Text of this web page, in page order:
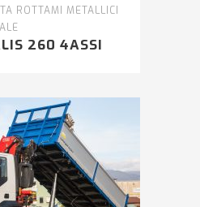
ROTTAMI METALLICI
260 4ASSI